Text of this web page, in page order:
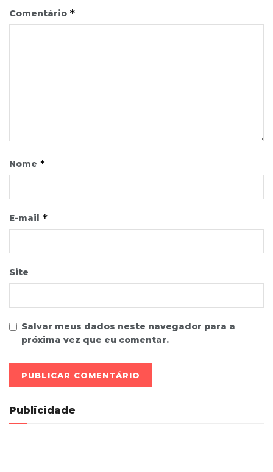
Comentário *
Nome *
E-mail *
Site
Salvar meus dados neste navegador para a
próxima vez que eu comentar.
Publicidade